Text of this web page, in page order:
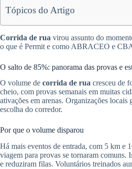
Tópicos do Artigo
Corrida de rua virou assunto do
o que é Permit e como ABRACEO e
O salto de 85%: panorama das provas e
O volume de corrida de rua cresceu de
cheio, com provas semanais em muitas
ativações em arenas. Organizações locais
escolha do corredor.
Por que o volume disparou
Há mais eventos de entrada, com 5 km e
viagem para provas se tornaram comuns.
e reduziram filas. Voluntários treinados